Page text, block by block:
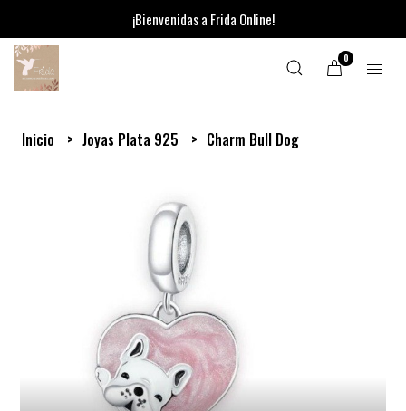
¡Bienvenidas a Frida Online!
0
Inicio Joyas Plata 925 Charm Bull Dog